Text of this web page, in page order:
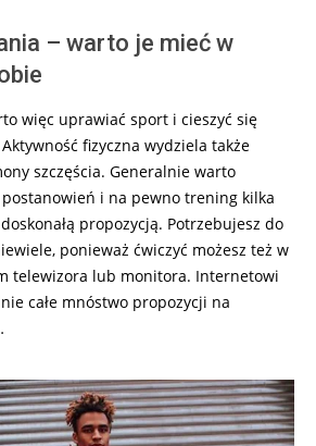
– warto je mieć w
więc uprawiać sport i cieszyć się
fizyczna wydziela także
szczęścia. Generalnie warto
i na pewno trening kilka
propozycją. Potrzebujesz do
ponieważ ćwiczyć możesz też w
telewizora lub monitora. Internetowi
całe mnóstwo propozycji na